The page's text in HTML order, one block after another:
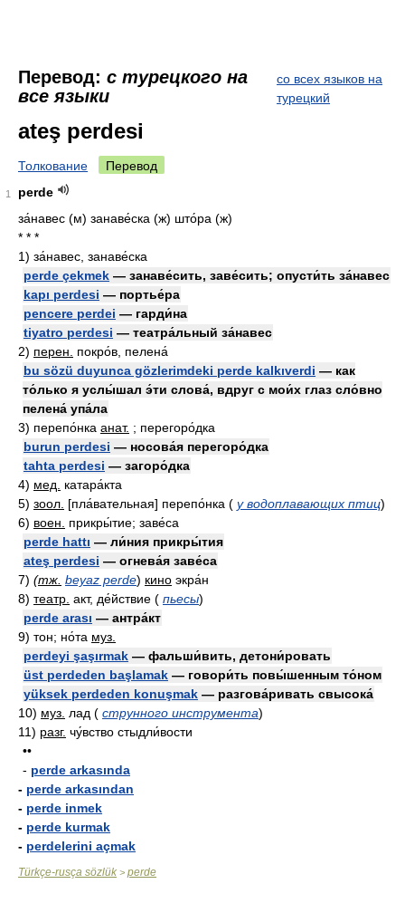
Перевод: с турецкого на
все языки
со всех языков на
турецкий
ateş perdesi
Толкование Перевод
1
perde
за́навес (м) занаве́ска (ж) што́ра (ж)
* * *
1) за́навес, занаве́ска
perde çekmek — занаве́сить, заве́сить; опусти́ть за́навес
kapı perdesi — портье́ра
pencere perdei — гарди́на
tiyatro perdesi — театра́льный за́навес
2) перен.
покро́в, пелена́
bu sözü duyunca gözlerimdeki perde kalkıverdi — как
то́лько я услы́шал э́ти слова́, вдруг с мои́х глаз сло́вно
пелена́ упа́ла
3) перепо́нка анат. ; перегоро́дка
burun perdesi — носова́я перегоро́дка
tahta perdesi — загоро́дка
4) мед.
катара́кта
5) зоол. [пла́вательная] перепо́нка ( у водоплавающих птиц)
6) воен.
прикры́тие; заве́са
perde hattı — ли́ния прикры́тия
ateş perdesi — огнева́я заве́са
7) (тж. beyaz perde) кино экра́н
8) театр. акт, де́йствие ( пьесы)
perde arası — антра́кт
9) тон; но́та муз.
perdeyi şaşırmak — фальши́вить, детони́ровать
üst perdeden başlamak — говори́ть повы́шенным то́ном
yüksek perdeden konuşmak — разгова́ривать свысока́
10) муз. лад ( струнного инструмента)
11) разг. чу́вство стыдли́вости
••
- perde arkasında
- perde arkasından
- perde inmek
- perde kurmak
- perdelerini açmak
Türkçe-rusça sözlük > perde